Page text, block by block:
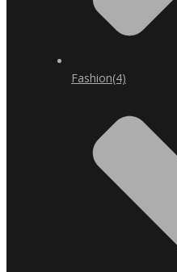
Fashion(4)